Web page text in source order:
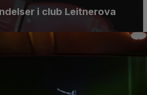
i club Leitnerova